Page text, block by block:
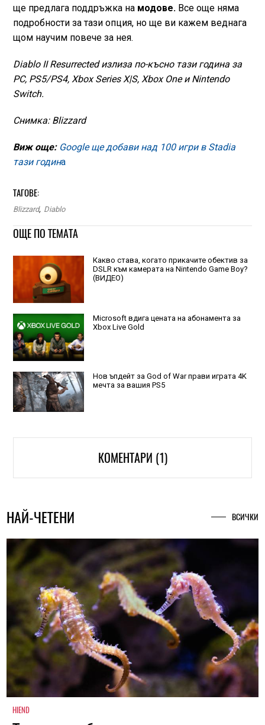
ще предлага поддръжка на модове.Все още няма
подробности за тази опция, но ще ви кажем веднага
щом научим повече за нея.
Diablo II Resurrected излиза по-късно тази година за
PC, PS5/PS4, Xbox Series X|S, Xbox One и Nintendo
Switch.
Снимка: Blizzard
Виж още: Google ще добави над 100 игри в Stadia
тази година
ТАГОВЕ:
Blizzard, Diablo
ОЩЕ ПО ТЕМАТА
Какво става, когато прикачите обектив за
DSLR към камерата на Nintendo Game Boy?
(ВИДЕО)
Microsoft вдига цената на абонамента за
Xbox Live Gold
Нов ъпдейт за God of War прави играта 4K
мечта за вашия PS5
КОМЕНТАРИ (1)
НАЙ-ЧЕТЕНИ ВСИЧКИ
HIEND